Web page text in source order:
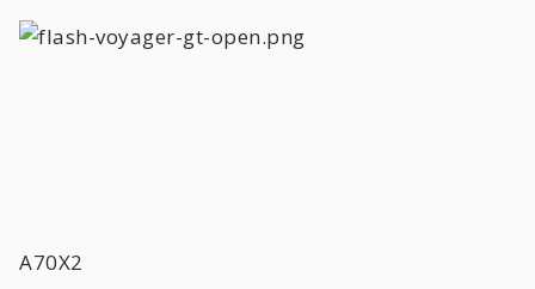
A70X2